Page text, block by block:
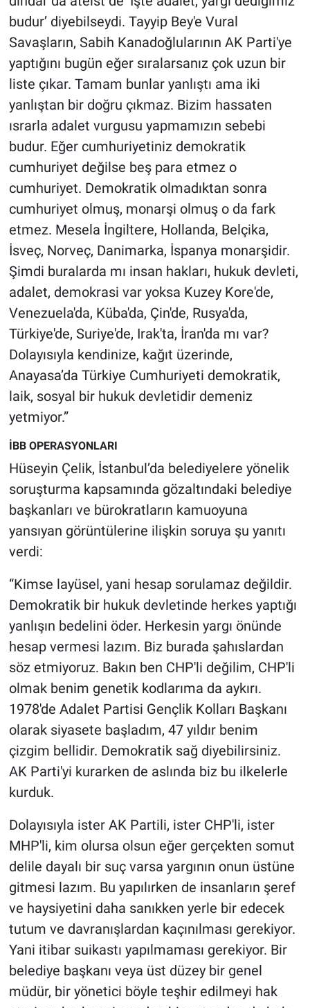
budur’ diyebilseydi. Tayyip Bey'e Vural
Savaşların, Sabih Kanadoğlularının AK Parti'ye
yaptığını bugün eğer sıralarsanız çok uzun bir
liste çıkar. Tamam bunlar yanlıştı ama iki
yanlıştan bir doğru çıkmaz. Bizim hassaten
ısrarla adalet vurgusu yapmamızın sebebi
budur. Eğer cumhuriyetiniz demokratik
cumhuriyet değilse beş para etmez o
cumhuriyet. Demokratik olmadıktan sonra
cumhuriyet olmuş, monarşi olmuş o da fark
etmez. Mesela İngiltere, Hollanda, Belçika,
İsveç, Norveç, Danimarka, İspanya monarşidir.
Şimdi buralarda mı insan hakları, hukuk devleti,
adalet, demokrasi var yoksa Kuzey Kore'de,
Venezuela'da, Küba'da, Çin'de, Rusya'da,
Türkiye'de, Suriye'de, Irak'ta, İran'da mı var?
Dolayısıyla kendinize, kağıt üzerinde,
Anayasa’da Türkiye Cumhuriyeti demokratik,
laik, sosyal bir hukuk devletidir demeniz
yetmiyor.”
İBB OPERASYONLARI
Hüseyin Çelik, İstanbul’da belediyelere yönelik
soruşturma kapsamında gözaltındaki belediye
başkanları ve bürokratların kamuoyuna
yansıyan görüntülerine ilişkin soruya şu yanıtı
verdi:
“Kimse layüsel, yani hesap sorulamaz değildir.
Demokratik bir hukuk devletinde herkes yaptığı
yanlışın bedelini öder. Herkesin yargı önünde
hesap vermesi lazım. Biz burada şahıslardan
söz etmiyoruz. Bakın ben CHP'li değilim, CHP'li
olmak benim genetik kodlarıma da aykırı.
1978'de Adalet Partisi Gençlik Kolları Başkanı
olarak siyasete başladım, 47 yıldır benim
çizgim bellidir. Demokratik sağ diyebilirsiniz.
AK Parti'yi kurarken de aslında biz bu ilkelerle
kurduk.
Dolayısıyla ister AK Partili, ister CHP'li, ister
MHP'li, kim olursa olsun eğer gerçekten somut
delile dayalı bir suç varsa yargının onun üstüne
gitmesi lazım. Bu yapılırken de insanların şeref
ve haysiyetini daha sanıkken yerle bir edecek
tutum ve davranışlardan kaçınılması gerekiyor.
Yani itibar suikastı yapılmaması gerekiyor. Bir
belediye başkanı veya üst düzey bir genel
müdür, bir yönetici böyle teşhir edilmeyi hak